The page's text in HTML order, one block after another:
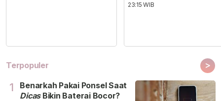
23:15 WIB
Terpopuler >
1
Benarkah Pakai Ponsel Saat
DicasBikin Baterai Bocor?